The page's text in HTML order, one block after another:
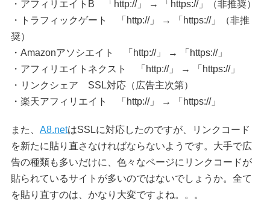
・アフィリエイトB 「http://」 → 「https://」（非推奨）
・トラフィックゲート 「http://」 → 「https://」（非推
奨）
・Amazonアソシエイト 「http://」 → 「https://」
・アフィリエイトネクスト 「http://」 → 「https://」
・リンクシェア SSL対応（広告主次第）
・楽天アフィリエイト 「http://」 → 「https://」
また、 A8.netはSSLに対応したのですが、リンクコード
を新たに貼り直さなければならないようです。大手で広
告の種類も多いだけに、色々なページにリンクコードが
貼られているサイトが多いのではないでしょうか。全て
を貼り直すのは、かなり大変ですよね。。。